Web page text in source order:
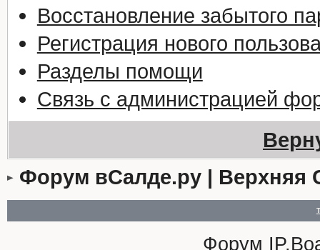
Восстановление забытого
Регистрация нового
Разделы помощи
Связь с администрацией
Форум вСалде.ру | Верхняя
Форум